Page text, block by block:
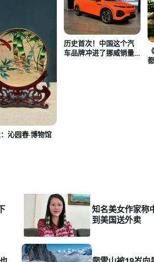
沁园春·博物馆
历史首次！中国这个汽
车品牌冲进了挪威销量
知名美女作家称
到美国送外卖